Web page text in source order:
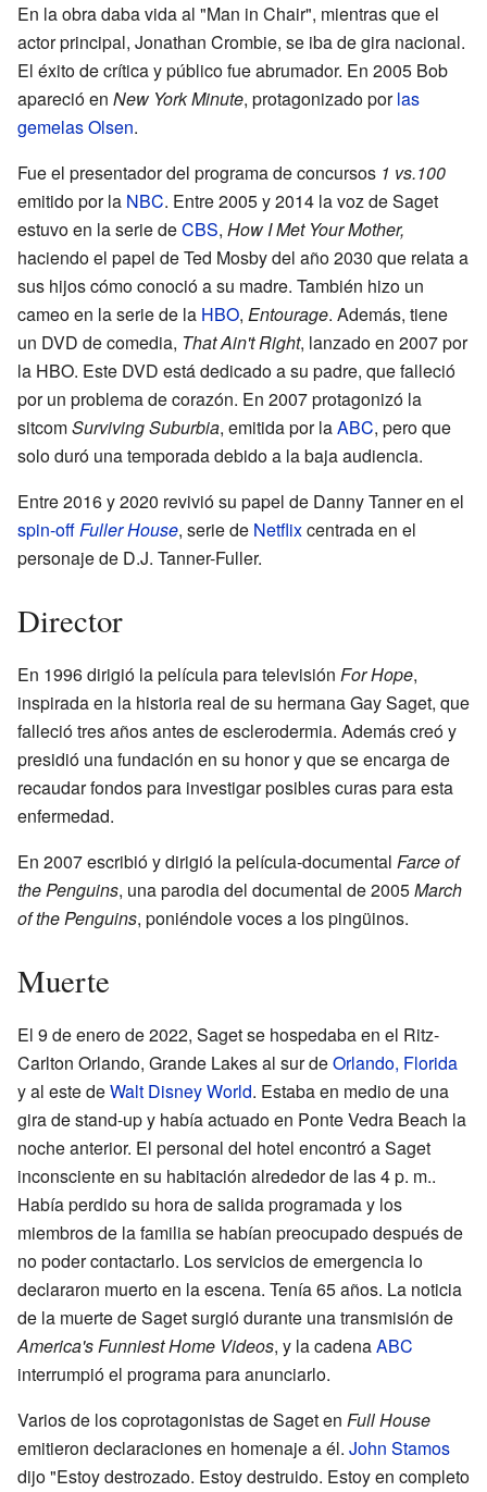
En la obra daba vida al "Man in Chair", mientras que el
actor principal, Jonathan Crombie, se iba de gira nacional.
El éxito de crítica y público fue abrumador. En 2005 Bob
apareció en New York Minute, protagonizado porlas
gemelas Olsen.
Fue el presentador del programa de concursos 1 vs.100
emitido por la NBC. Entre 2005 y 2014 la voz de Saget
estuvo en la serie deCBS, How I Met Your Mother,
haciendo el papel de Ted Mosby del año 2030 que relata a
sus hijos cómo conoció a su madre. También hizo un
cameo en la serie de la HBO, Entourage. Además, tiene
un DVD de comedia, That Ain't Right, lanzado en 2007 por
la HBO. Este DVD está dedicado a su padre, que falleció
por un problema de corazón. En 2007 protagonizó la
sitcomSurviving Suburbia, emitida por laABC, pero que
solo duró una temporada debido a la baja audiencia.
Entre 2016 y 2020 revivió su papel de Danny Tanner en el
spin-offFuller House, serie de Netflixcentrada en el
personaje de D.J. Tanner-Fuller.
Director
En 1996 dirigió la película para televisión For Hope,
inspirada en la historia real de su hermana Gay Saget, que
falleció tres años antes de esclerodermia. Además creó y
presidió una fundación en su honor y que se encarga de
recaudar fondos para investigar posibles curas para esta
enfermedad.
En 2007 escribió y dirigió la película-documental Farce of
the Penguins, una parodia del documental de 2005March
of the Penguins, poniéndole voces a los pingüinos.
Muerte
El 9 de enero de 2022, Saget se hospedaba en el Ritz-
Carlton Orlando, Grande Lakes al sur deOrlando, Florida
y al este deWalt Disney World. Estaba en medio de una
gira de stand-up y había actuado en Ponte Vedra Beach la
noche anterior. El personal del hotel encontró a Saget
inconsciente en su habitación alrededor de las 4 p. m..
Había perdido su hora de salida programada y los
miembros de la familia se habían preocupado después de
no poder contactarlo. Los servicios de emergencia lo
declararon muerto en la escena. Tenía 65 años. La noticia
de la muerte de Saget surgió durante una transmisión de
America's Funniest Home Videos, y la cadenaABC
interrumpió el programa para anunciarlo.
Varios de los coprotagonistas de Saget en Full House
emitieron declaraciones en homenaje a él. John Stamos
dijo "Estoy destrozado. Estoy destruido. Estoy en completo